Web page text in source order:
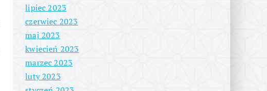
lipiec 2023
czerwiec 2023
maj 2023
kwiecień 2023
marzec 2023
luty 2023